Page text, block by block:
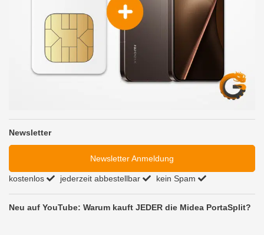
Newsletter
Newsletter Anmeldung
kostenlos jederzeit abbestellbar kein Spam
Neu auf YouTube: Warum kauft JEDER die Midea PortaSplit?